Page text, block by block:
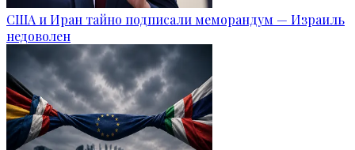
США и Иран тайно подписали меморандум — Израиль
недоволен